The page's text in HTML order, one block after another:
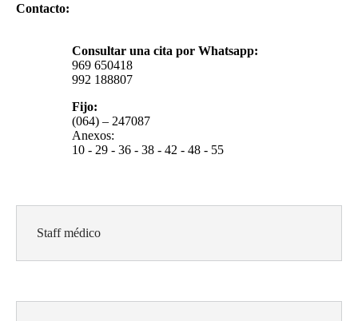
Contacto:
Consultar una cita por Whatsapp:
969 650418
992 188807
Fijo:
(064) – 247087
Anexos:
10 - 29 - 36 - 38 - 42 - 48 - 55
Staff médico